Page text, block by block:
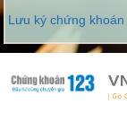
Lưu ký chứng khoán